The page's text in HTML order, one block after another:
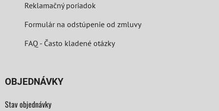
Reklamačný poriadok
Formulár na odstúpenie od zmluvy
FAQ - Často kladené otázky
OBJEDNÁVKY
Stav objednávky